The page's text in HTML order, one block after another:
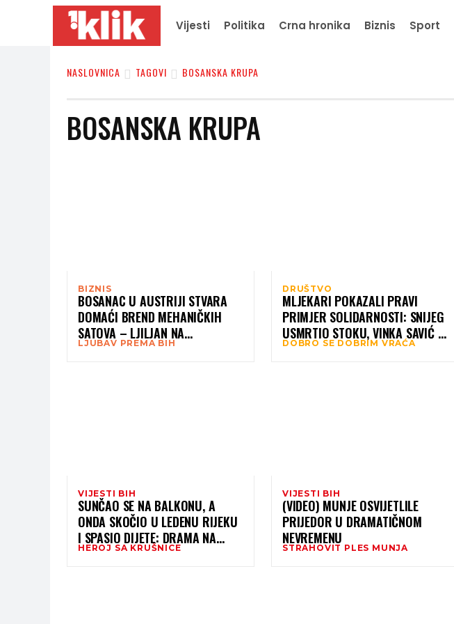
Vijesti Politika Crna hronika Biznis Sport
NASLOVNICA TAGOVI BOSANSKA KRUPA
BOSANSKA KRUPA
BIZNIS
BOSANAC U AUSTRIJI STVARA
DOMAĆI BREND MEHANIČKIH
SATOVA – LJILJAN NA
BROJČANIKU
LJUBAV PREMA BIH
DRUŠTVO
MLJEKARI POKAZALI PRAVI
PRIMJER SOLIDARNOSTI: SNIJEG
USMRTIO STOKU, VINKA SAVIĆ IZ
BANJALUKE POSLALA JUNICU
DOBRO SE DOBRIM VRAĆA
VIJESTI BIH
SUNČAO SE NA BALKONU, A
ONDA SKOČIO U LEDENU RIJEKU
I SPASIO DIJETE: DRAMA NA
KRUŠNICI ZAVRŠILA ČUDOM
HEROJ SA KRUŠNICE
VIJESTI BIH
(VIDEO) MUNJE OSVIJETLILE
PRIJEDOR U DRAMATIČNOM
NEVREMENU
STRAHOVIT PLES MUNJA